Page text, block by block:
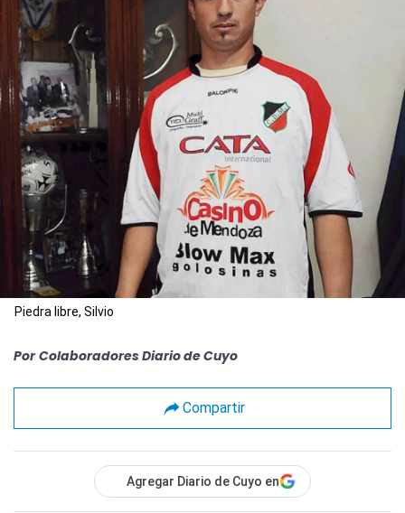
Piedra libre, Silvio
Por Colaboradores Diario de Cuyo
Compartir
Agregar Diario de Cuyo en